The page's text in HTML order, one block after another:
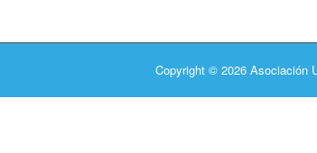
Copyright © 2026 Asociación